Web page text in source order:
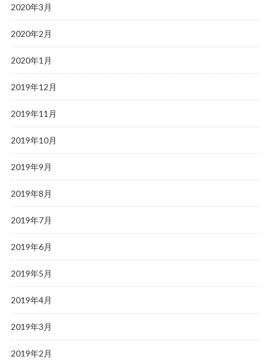
2020年3月
2020年2月
2020年1月
2019年12月
2019年11月
2019年10月
2019年9月
2019年8月
2019年7月
2019年6月
2019年5月
2019年4月
2019年3月
2019年2月